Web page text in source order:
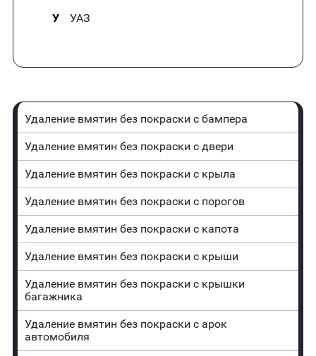
У
УАЗ
Удаление вмятин без покраски с бампера
Удаление вмятин без покраски с двери
Удаление вмятин без покраски с крыла
Удаление вмятин без покраски с порогов
Удаление вмятин без покраски с капота
Удаление вмятин без покраски с крыши
Удаление вмятин без покраски с крышки
багажника
Удаление вмятин без покраски с арок
автомобиля